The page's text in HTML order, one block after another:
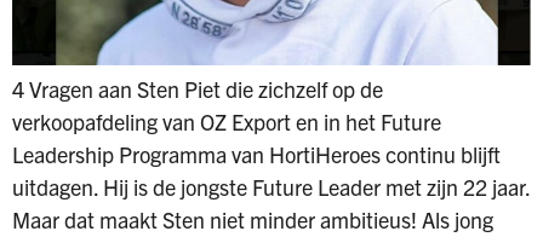
4 Vragen aan Sten Piet die zichzelf op de
verkoopafdeling van OZ Export en in het Future
Leadership Programma van HortiHeroes continu blijft
uitdagen. Hij is de jongste Future Leader met zijn 22 jaar.
Maar dat maakt Sten niet minder ambitieus! Als jong